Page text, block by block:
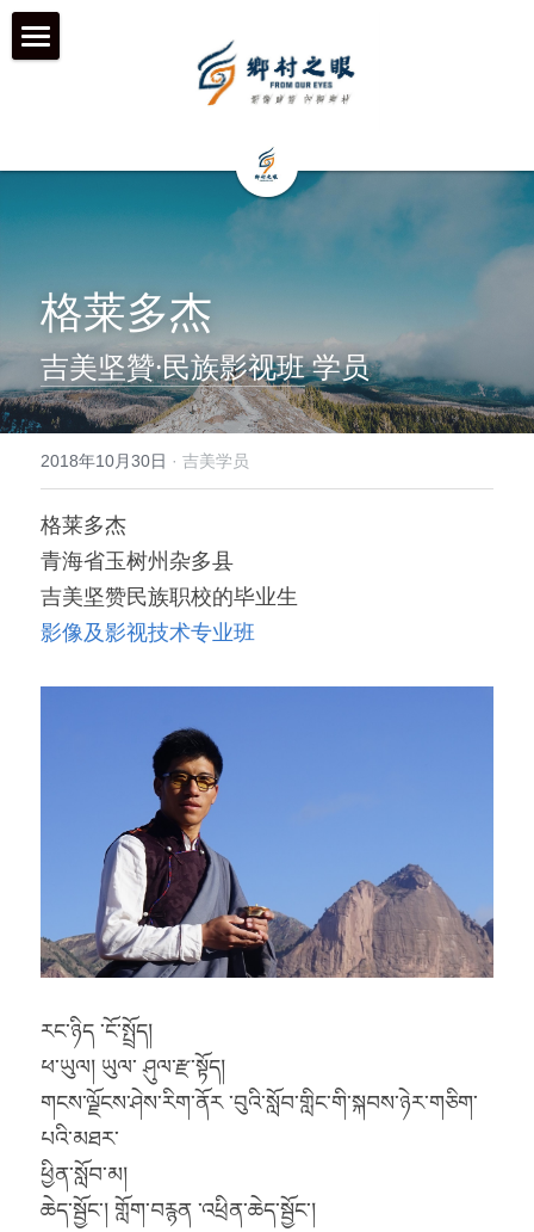
我们的历程
团队成员
加入我们
机构声明
在地合作组织
乡村拍客-影行者
青年影像行动者-乡语者
机构项目&项目宣传片
历年影像
媒体聚焦
支持我们
机构服务品牌
「乡眼」影像库 及 员工通道
「荧光计划」公益放映
「乡野之路」田野基地
「乡村影像讲习所」影像学院
「乡土文化影像传习馆」
红河普春村馆
「澜湄之眼」东南亚影像交流平台
「北门回望」现代遇见乡土对话系列
格莱多杰
吉美坚贊·民族影视班 学员
2018年10月30日 · 吉美学员
格莱多杰
青海省玉树州杂多县
吉美坚赞民族职校的毕业生
影像及影视技术专业班
རང་ཉིད ་ངོ་སྤྲོད།
ཕ་ཡུལ། ཡུལ་ ཤུལ་རྫ་སྟོད།
གངས་ལྗོངས་ཤེས་རིག་ནོར ་བུའི་སློབ་གླིང་གི་སྐབས་ཉེར་གཅིག་
པའི་མཐར་
ཕྱིན་སློབ་མ།
ཆེད་སྦྱོང་། གློག་བརྙན ་འཕྲིན་ཆེད་སྦྱོང་།